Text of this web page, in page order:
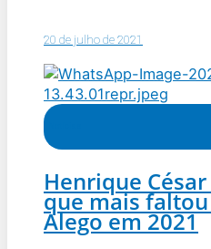
20 de julho de 2021
Henrique
que mais faltou
Alego em 2021